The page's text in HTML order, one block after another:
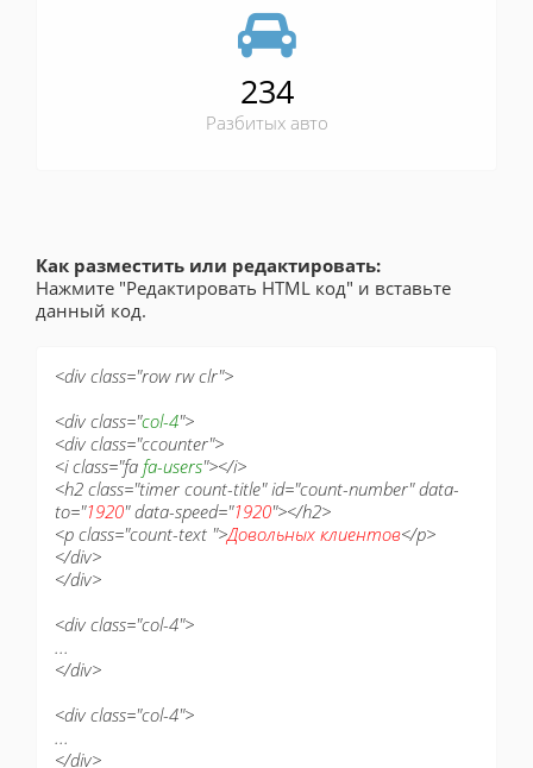
234
Разбитых авто
Как разместить или редактировать:
Нажмите "Редактировать HTML код" и вставьте
данный код.
<div class="row rw clr">
<div class="col-4">
<div class="ccounter">
<i class="fa fa-users"></i>
<h2 class="timer count-title" id="count-number" data-
to="1920" data-speed="1920"></h2>
<p class="count-text ">Довольных клиентов</p>
</div>
</div>
<div class="col-4">
...
</div>
<div class="col-4">
...
</div>